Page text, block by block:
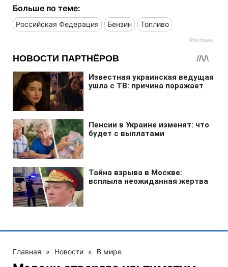
Больше по теме:
Российская Федерация Бензин Топливо
Главная » Новости » В мире